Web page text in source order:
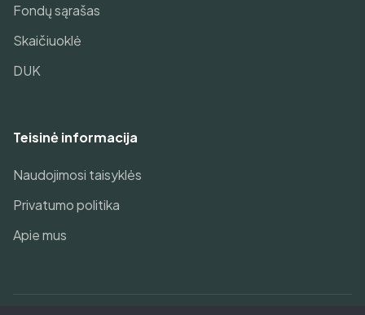
Fondų sąrašas
Skaičiuoklė
DUK
Teisinė informacija
Naudojimosi taisyklės
Privatumo politika
Apie mus